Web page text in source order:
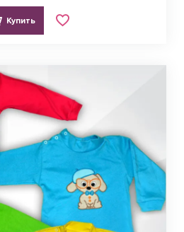
Купить